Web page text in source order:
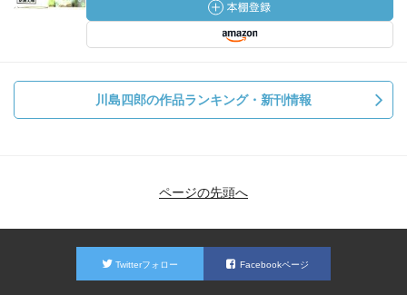
川島四郎の作品ランキング・新刊情報
ページの先頭へ
Twitterフォロー Facebookページ